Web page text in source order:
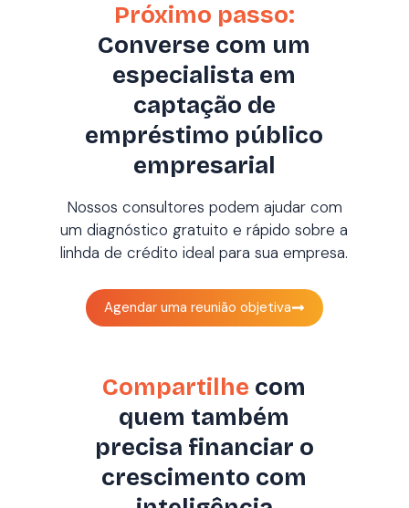
Próximo passo:
Converse com um
especialista em
captação de
empréstimo público
empresarial
Nossos consultores podem ajudar com
um diagnóstico gratuito e rápido sobre a
linhda de crédito ideal para sua empresa.
Agendar uma reunião objetiva
Compartilhe com
quem também
precisa financiar o
crescimento com